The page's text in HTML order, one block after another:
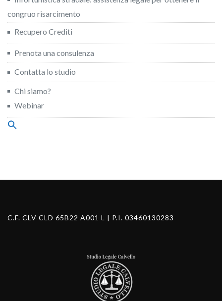
congruo risarcimento
Recupero Crediti
Prenota una consulenza
Contatta lo studio
Chi siamo?
Webinar
Search
C.F. CLV CLD 65B22 A001 L | P.I. 03460130283